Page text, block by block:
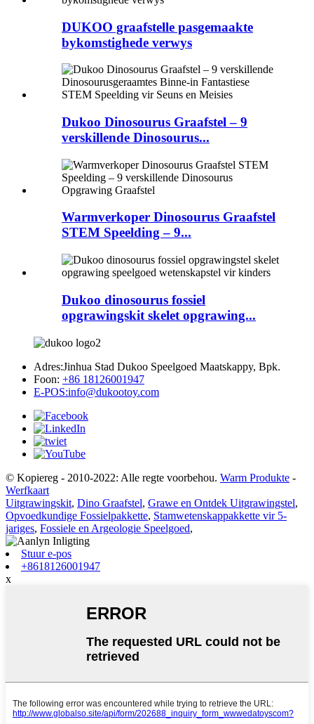
DUKOO graafstelle pasgemaakte
bykomstighede verwys
Dukoo Dinosourus Graafstel – 9
verskillende Dinosourus...
Warmverkoper Dinosourus Graafstel
STEM Speelding – 9...
Dukoo dinosourus fossiel
opgrawingskit skelet opgrawing...
Adres:Jinhua Stad Dukoo Speelgoed Maatskappy, Bpk.
Foon: +86 18126001947
E-POS:info@dukootoy.com
© Kopiereg - 2010-2022: Alle regte voorbehou. Warm Produkte -
Werfkaart
Uitgrawingskit, Dino Graafstel, Grawe en Ontdek Uitgrawingstel,
Opvoedkundige Fossielpakkette, Stamwetenskappakkette vir 5-
jariges, Fossiele en Argeologie Speelgoed,
Stuur e-pos
+8618126001947
x